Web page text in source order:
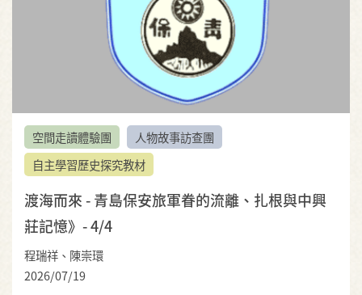
空間走讀體驗團
人物故事訪查團
自主學習歷史探究教材
渡海而來 - 青島保安旅軍眷的流離、扎根與中興
莊記憶》- 4/4
程瑞祥、陳崇環
2026/07/19